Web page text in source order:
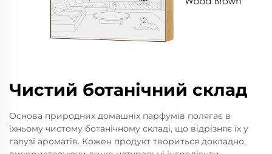
Чистий ботанічний склад
Основа природних домашніх парфумів полягає в
їхньому чистому ботанічному складі, що відрізняє їх у
галузі ароматів. Кожен продукт твориться докладно,